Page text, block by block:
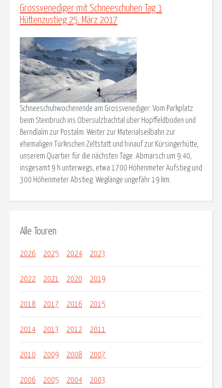
Grossvenediger mit Schneeschuhen Tag 1
Hüttenzustieg 25. März 2017
Schneeschuhwochenende am Grossvenediger: Vom Parkplatz
beim Steinbruch ins Obersulzbachtal über Hopffeldboden und
Berndlalm zur Postalm. Weiter zur Materialseilbahn zur
ehemaligen Türkischen Zeltstatt und hinauf zur Kürsingerhütte,
unserem Quartier für die nächsten Tage. Abmarsch um 9:40,
insgesamt 9 h unterwegs, etwa 1700 Höhenmeter Aufstieg und
300 Höhenmeter Abstieg. Weglänge ungefähr 19 km.
Alle Touren
2026 2025 2024 2023
2022 2021 2020 2019
2018 2017 2016 2015
2014 2013 2012 2011
2010 2009 2008 2007
2006 2005 2004 2003